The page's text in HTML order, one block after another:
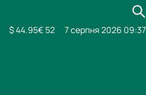
$ 44.95€ 52 7 серпня 2026 09:37